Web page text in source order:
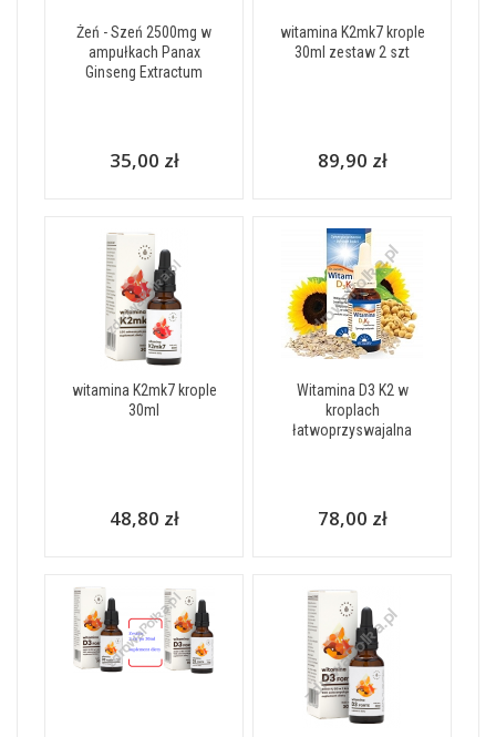
Żeń - Szeń 2500mg w
ampułkach Panax
Ginseng Extractum
35,00 zł
witamina K2mk7 krople
30ml zestaw 2 szt
89,90 zł
witamina K2mk7 krople
30ml
48,80 zł
Witamina D3 K2 w
kroplach
łatwoprzyswajalna
78,00 zł